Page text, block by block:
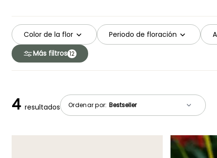
Color de la flor Periodo de floración
Más filtros 12
Ordenar por:
4 resultados